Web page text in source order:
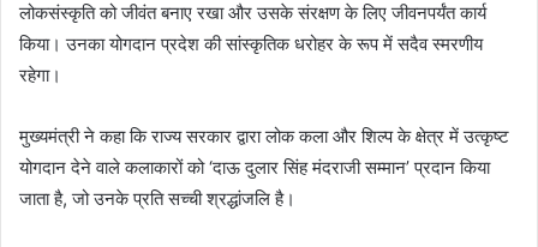
लोकसंस्कृति को जीवंत बनाए रखा और उसके संरक्षण के लिए जीवनपर्यंत कार्य
किया। उनका योगदान प्रदेश की सांस्कृतिक धरोहर के रूप में सदैव स्मरणीय
रहेगा।
मुख्यमंत्री ने कहा कि राज्य सरकार द्वारा लोक कला और शिल्प के क्षेत्र में उत्कृष्ट
योगदान देने वाले कलाकारों को ‘दाऊ दुलार सिंह मंदराजी सम्मान’ प्रदान किया
जाता है, जो उनके प्रति सच्ची श्रद्धांजलि है।